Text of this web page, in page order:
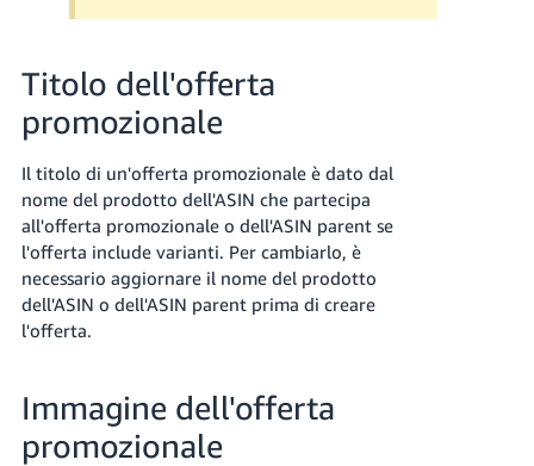
Titolo dell'offerta
promozionale
Il titolo di un'offerta promozionale è dato dal
nome del prodotto dell'ASIN che partecipa
all'offerta promozionale o dell'ASIN parent se
l'offerta include varianti. Per cambiarlo, è
necessario aggiornare il nome del prodotto
dell'ASIN o dell'ASIN parent prima di creare
l'offerta.
Immagine dell'offerta
promozionale